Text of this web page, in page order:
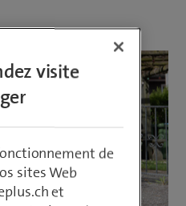
visite
de
sites Web
et